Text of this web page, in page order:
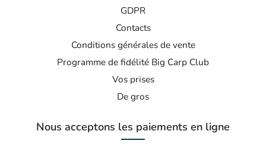
GDPR
Contacts
Conditions générales de vente
Programme de fidélité Big Carp Club
Vos prises
De gros
Nous acceptons les paiements en ligne